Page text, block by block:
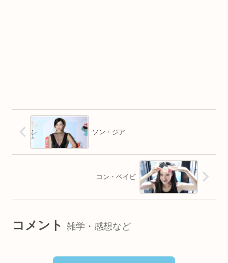
ソン・ジア
コン・ベイビ
コメント 雑学・感想など